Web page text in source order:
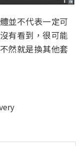
並不代表一定可
有看到，很可能
然就是換其他套